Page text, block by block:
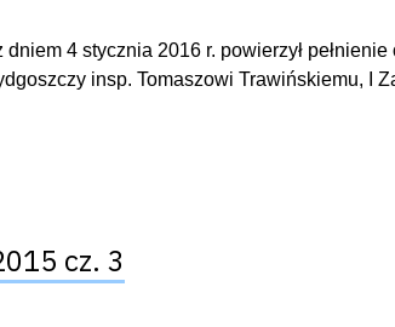
dniem 4 stycznia 2016 r. powierzył
insp. Tomaszowi Trawińskiemu, I
cz. 3